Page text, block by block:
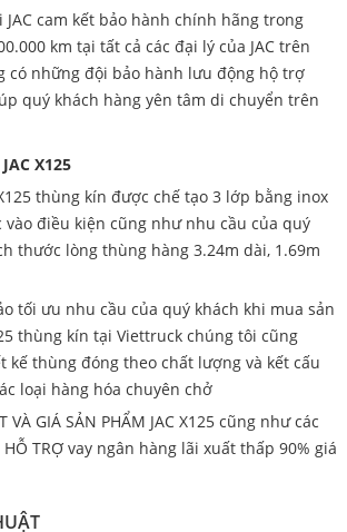
JAC cam kết bảo hành chính hãng trong
km tại tất cả các đại lý của JAC trên
có những đội bảo hành lưu động hộ trợ
quý khách hàng yên tâm di chuyển trên
X125
thùng kín được chế tạo 3 lớp bằng inox
vào điều kiện cũng như nhu cầu của quý
thước lòng thùng hàng 3.24m dài, 1.69m
tối ưu nhu cầu của quý khách khi mua sản
thùng kín tại Viettruck chúng tôi cũng
kế thùng đóng theo chất lượng và kết cấu
loại hàng hóa chuyên chở
VÀ GIÁ SẢN PHẨM JAC X125 cũng như các
TRỢ vay ngân hàng lãi xuất thấp 90% giá